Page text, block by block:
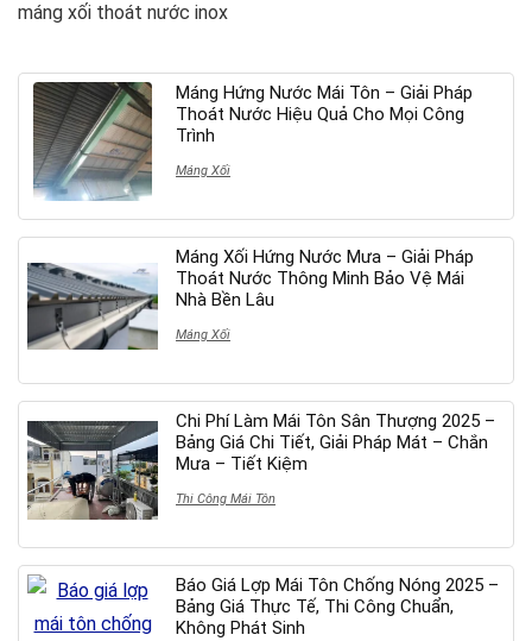
máng xối thoát nước inox
Máng Hứng Nước Mái Tôn – Giải Pháp
Thoát Nước Hiệu Quả Cho Mọi Công
Trình
Máng Xối
Máng Xối Hứng Nước Mưa – Giải Pháp
Thoát Nước Thông Minh Bảo Vệ Mái
Nhà Bền Lâu
Máng Xối
Chi Phí Làm Mái Tôn Sân Thượng 2025 –
Bảng Giá Chi Tiết, Giải Pháp Mát – Chắn
Mưa – Tiết Kiệm
Thi Công Mái Tôn
Báo Giá Lợp Mái Tôn Chống Nóng 2025 –
Bảng Giá Thực Tế, Thi Công Chuẩn,
Không Phát Sinh